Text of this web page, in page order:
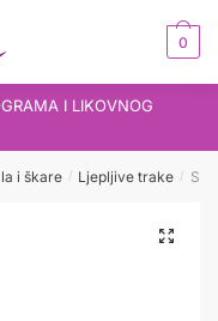
0
I LIKOVNOG
i škare / Ljepljive trake /